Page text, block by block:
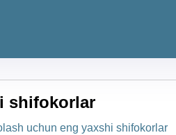
shifokorlar
uchun eng yaxshi shifokorlar